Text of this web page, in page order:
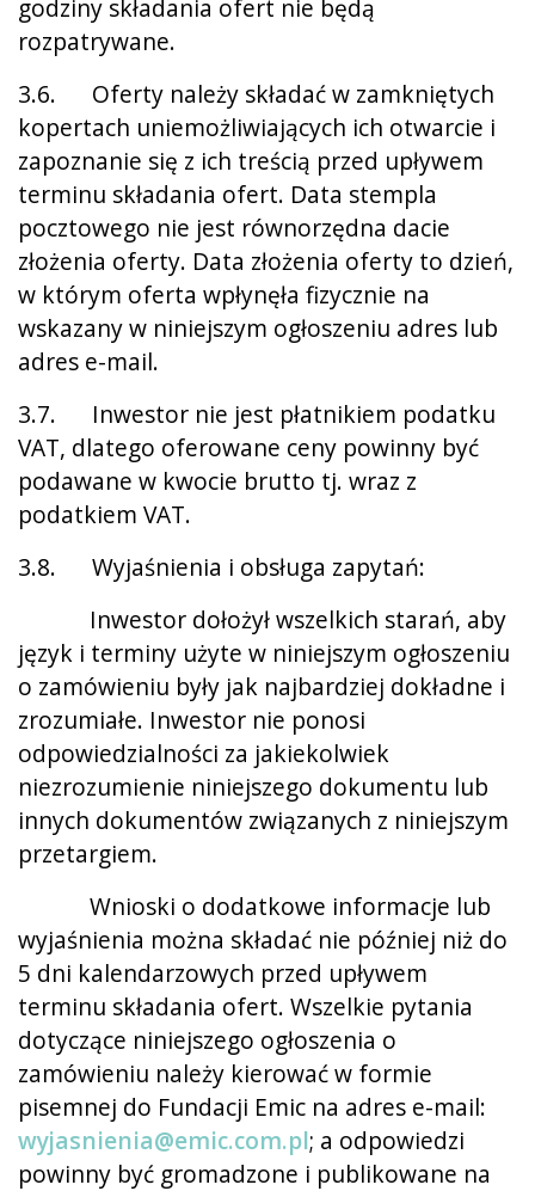
godziny składania ofert nie będą
rozpatrywane.
3.6. Oferty należy składać w zamkniętych
kopertach uniemożliwiających ich otwarcie i
zapoznanie się z ich treścią przed upływem
terminu składania ofert. Data stempla
pocztowego nie jest równorzędna dacie
złożenia oferty. Data złożenia oferty to dzień,
w którym oferta wpłynęła fizycznie na
wskazany w niniejszym ogłoszeniu adres lub
adres e-mail.
3.7. Inwestor nie jest płatnikiem podatku
VAT, dlatego oferowane ceny powinny być
podawane w kwocie brutto tj. wraz z
podatkiem VAT.
3.8. Wyjaśnienia i obsługa zapytań:
Inwestor dołożył wszelkich starań, aby
język i terminy użyte w niniejszym ogłoszeniu
o zamówieniu były jak najbardziej dokładne i
zrozumiałe. Inwestor nie ponosi
odpowiedzialności za jakiekolwiek
niezrozumienie niniejszego dokumentu lub
innych dokumentów związanych z niniejszym
przetargiem.
Wnioski o dodatkowe informacje lub
wyjaśnienia można składać nie później niż do
5 dni kalendarzowych przed upływem
terminu składania ofert. Wszelkie pytania
dotyczące niniejszego ogłoszenia o
zamówieniu należy kierować w formie
pisemnej do Fundacji Emic na adres e-mail:
wyjasnienia@emic.com.pl; a odpowiedzi
powinny być gromadzone i publikowane na